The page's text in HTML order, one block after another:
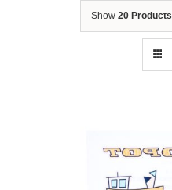
Show 20 Products